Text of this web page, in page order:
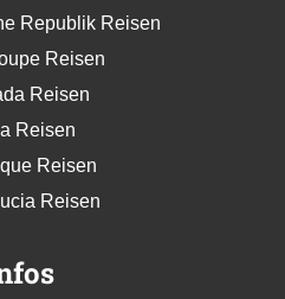
Republik Reisen
Reisen
Reisen
Reisen
Reisen
Reisen